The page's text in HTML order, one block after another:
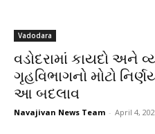
Vadodara
વડોદરામાં કાયદો અને
ગૃહવિભાગનો મોટો
આ બદલાવ
Navajivan News Team - April 4,